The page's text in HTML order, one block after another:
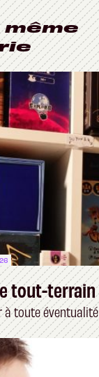
même
tout-terrain
à toute éventualité